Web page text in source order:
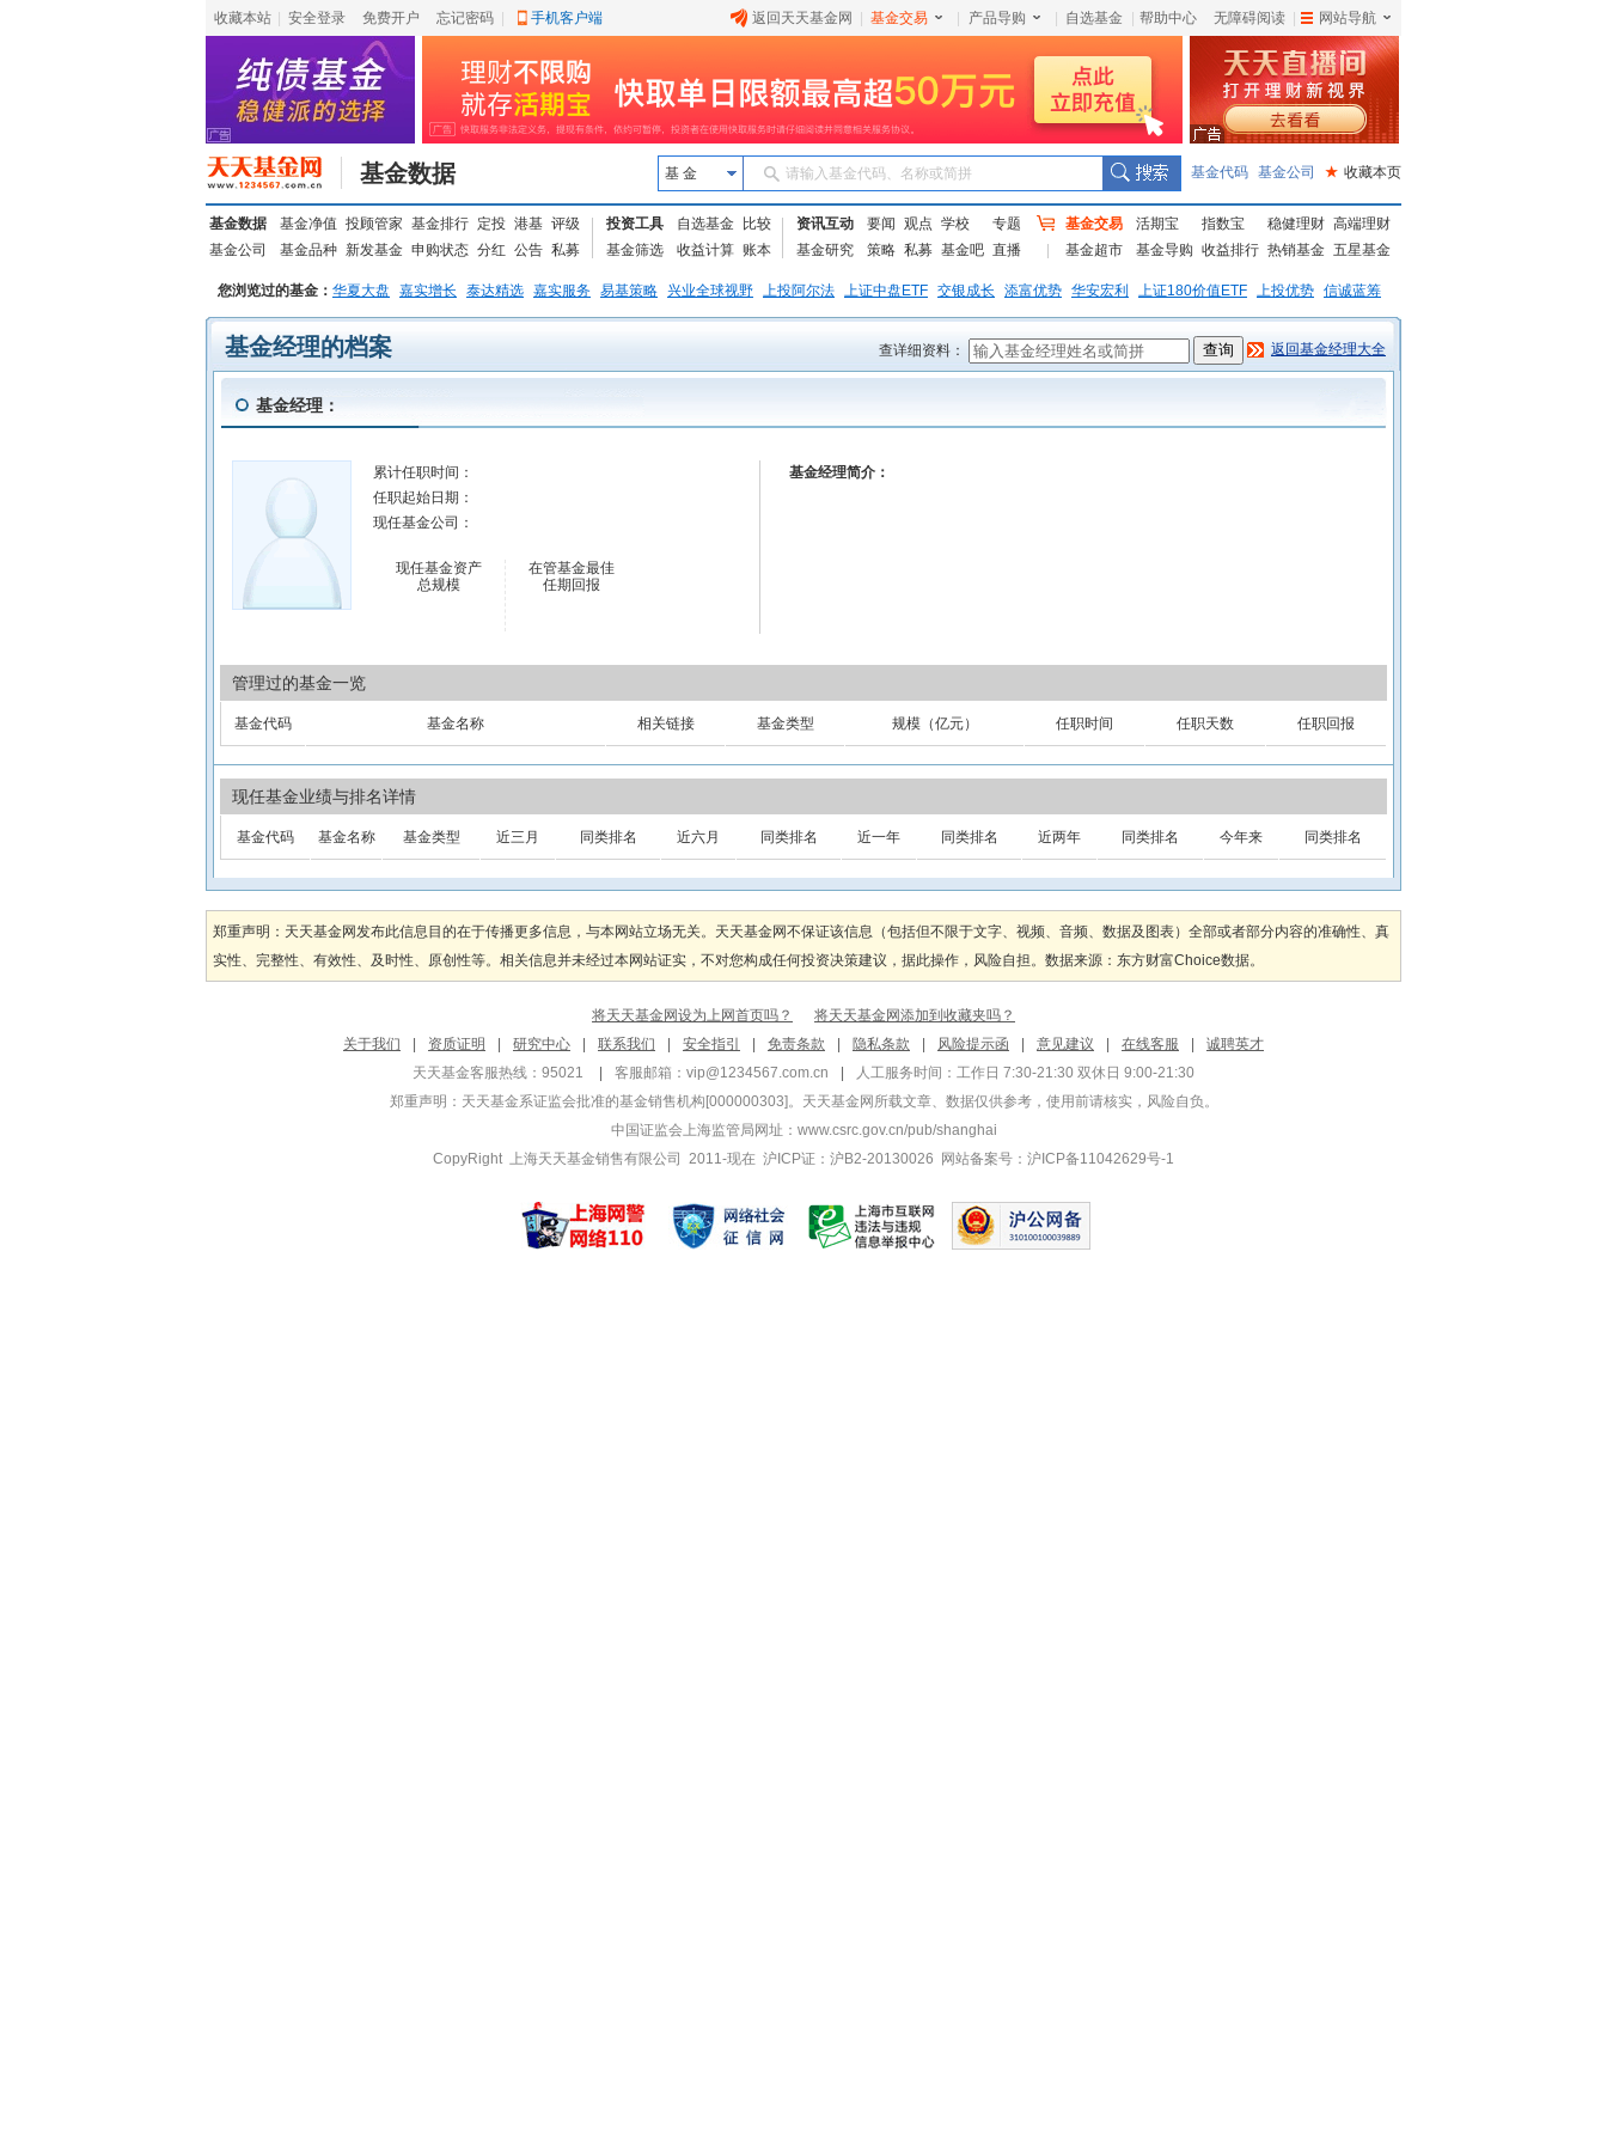
收藏本站 安全登录 免费开户 忘记密码 手机客户端 返回天天基金网 基金交易 产品导购 自选基金 帮助中心 无障碍阅读 网站导航
基金数据 基 金 请输入基金代码、名称或简拼 基金代码 基金公司 ★ 收藏本页
基金数据 基金净值 投顾管家 基金排行 定投 港基 评级
基金公司
基金品种 新发基金 申购状态 分红 公告 私募
投资工具 自选基金
比较
基金筛选
收益计算 账本
资讯互动 要闻 观点 学校
专题
基金研究
策略 私募 基金吧 直播
基金交易 活期宝 指数宝 稳健理财 高端理财
基金超市
基金导购 收益排行 热销基金 五星基金
您浏览过的基金： 华夏大盘 嘉实增长 泰达精选 嘉实服务 易基策略 兴业全球视野 上投阿尔法 上证中盘ETF 交银成长 添富优势 华安宏利 上证180价值ETF 上投优势 信诚蓝筹
基金经理的档案 查详细资料： 返回基金经理大全
基金经理：
基金经理简介：
累计任职时间：
任职起始日期：
现任基金公司：
现任基金资产
总规模
在管基金最佳
任期回报
管理过的基金一览
基金代码 基金名称 相关链接 基金类型 规模（亿元） 任职时间 任职天数 任职回报
现任基金业绩与排名详情
基金代码 基金名称 基金类型 近三月 同类排名 近六月 同类排名 近一年 同类排名 近两年 同类排名 今年来 同类排名
郑重声明：天天基金网发布此信息目的在于传播更多信息，与本网站立场无关。天天基金网不保证该信息（包括但不限于文字、视频、音频、数据及图表）全部或者部分内容的准确性、真
实性、完整性、有效性、及时性、原创性等。相关信息并未经过本网站证实，不对您构成任何投资决策建议，据此操作，风险自担。数据来源：东方财富Choice数据。
将天天基金网设为上网首页吗？
将天天基金网添加到收藏夹吗？
关于我们
资质证明 研究中心 联系我们 安全指引 免责条款 隐私条款 风险提示函 意见建议 在线客服
诚聘英才
天天基金客服热线：95021
客服邮箱： vip@1234567.com.cn
人工服务时间：工作日 7:30-21:30 双休日 9:00-21:30
郑重声明： 天天基金系证监会批准的基金销售机构[000000303]。天天基金网所载文章、数据仅供参考，使用前请核实，风险自负。
中国证监会上海监管局网址： www.csrc.gov.cn/pub/shanghai
CopyRight 上海天天基金销售有限公司 2011-现在 沪ICP证：沪B2-20130026
网站备案号：沪ICP备11042629号-1